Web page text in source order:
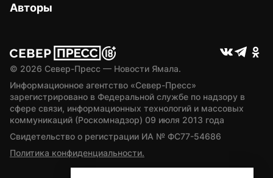
Авторы
© 2026 Север-Пресс — Новости Ямала.
Информационное агентство «Север-Пресс»
зарегистрировано в Федеральной службе по надзору в
сфере связи, информационных технологий и массовых
коммуникаций (Роскомнадзор) 09 июля 2013 года
Свидетельство о регистрации ИА № ФС77-54686
Политика конфиденциальности.